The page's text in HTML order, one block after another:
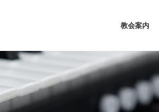
教会案内